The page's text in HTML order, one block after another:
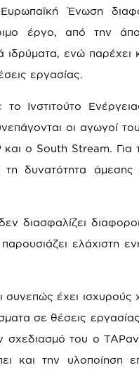
Ένωση
έργο, από την
ενώ παρέχει
εργασίας.
Ινστιτούτο
οι αγωγοί
ο South Stream. Για
δυνατότητα άμεσης
διασφαλίζει
ελάχιστη
συνεπώς έχει
σε θέσεις
του ο
και την υλοποίηση